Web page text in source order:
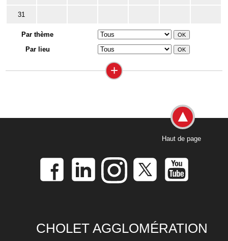
31
Par thème
Par lieu
+
Haut de page
CHOLET AGGLOMÉRATION